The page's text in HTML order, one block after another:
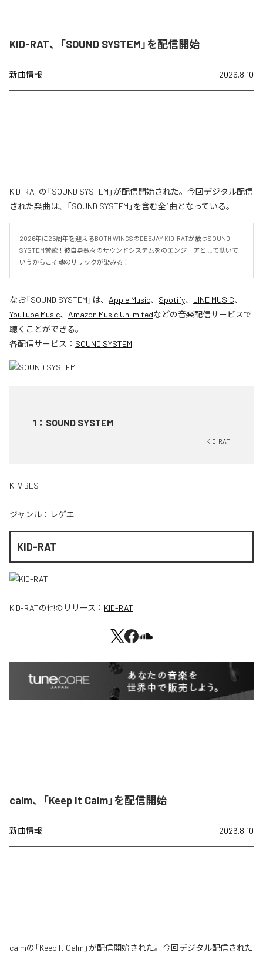
KID-RAT、「SOUND SYSTEM」を配信開始
新曲情報 2026.8.10
KID-RATの「SOUND SYSTEM」が配信開始された。今回デジタル配信
された楽曲は、「SOUND SYSTEM」を含む全1曲となっている。
2026年に25周年を迎えるBOTH WINGSのDEEJAY KID-RATが放つSOUND
SYSTEM賛歌！彼自身数々のサウンドシステムをのエンジニアとして動いて
いうからこそ魂のリリックが染みる！
なお「SOUND SYSTEM 」は、 Apple Music、 Spotify、 LINE MUSIC、
YouTube Music、 Amazon Music Unlimitedなどの音楽配信サービスで
聴くことができる。
各配信サービス： SOUND SYSTEM
1 ： SOUND SYSTEM
KID-RAT
K-VIBES
ジャンル： レゲエ
KID-RAT
KID-RATの他のリリース： KID-RAT
calm、「Keep It Calm」を配信開始
新曲情報 2026.8.10
calmの「Keep It Calm」が配信開始された。今回デジタル配信された